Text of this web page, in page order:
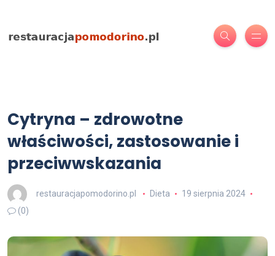
Cytryna – zdrowotne
właściwości, zastosowanie i
przeciwwskazania
restauracjapomodorino.pl Dieta
19 sierpnia 2024
(0)